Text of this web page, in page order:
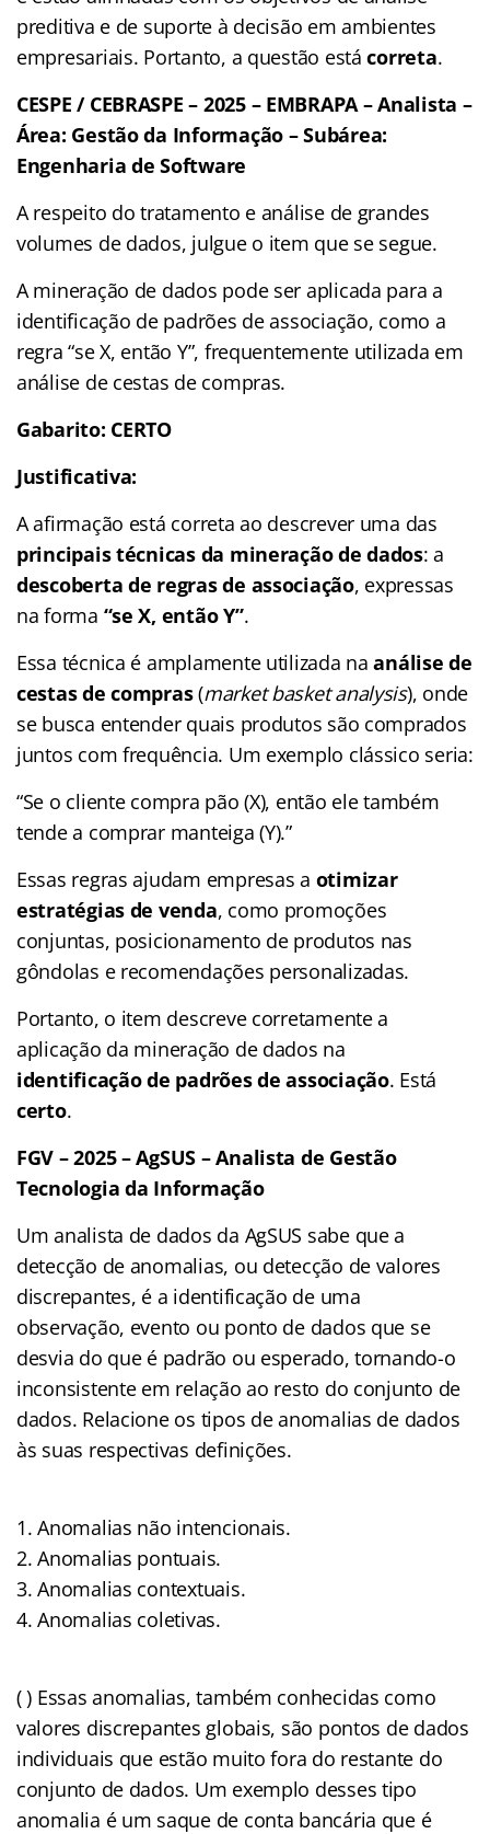
preditiva e de suporte à decisão em ambientes
empresariais. Portanto, a questão estácorreta.
CESPE / CEBRASPE – 2025 – EMBRAPA – Analista –
Área: Gestão da Informação – Subárea:
Engenharia de Software
A respeito do tratamento e análise de grandes
volumes de dados, julgue o item que se segue.
A mineração de dados pode ser aplicada para a
identificação de padrões de associação, como a
regra “se X, então Y”, frequentemente utilizada em
análise de cestas de compras.
Gabarito: CERTO
Justificativa:
A afirmação está correta ao descrever uma das
principais técnicas da mineração de dados: a
descoberta de regras de associação, expressas
na forma “se X, então Y”.
Essa técnica é amplamente utilizada naanálise de
cestas de compras(market basket analysis), onde
se busca entender quais produtos são comprados
juntos com frequência. Um exemplo clássico seria:
“Se o cliente compra pão (X), então ele também
tende a comprar manteiga (Y).”
Essas regras ajudam empresas a otimizar
estratégias de venda, como promoções
conjuntas, posicionamento de produtos nas
gôndolas e recomendações personalizadas.
Portanto, o item descreve corretamente a
aplicação da mineração de dados na
identificação de padrões de associação. Está
certo.
FGV – 2025 – AgSUS – Analista de Gestão
Tecnologia da Informação
Um analista de dados da AgSUS sabe que a
detecção de anomalias, ou detecção de valores
discrepantes, é a identificação de uma
observação, evento ou ponto de dados que se
desvia do que é padrão ou esperado, tornando-o
inconsistente em relação ao resto do conjunto de
dados. Relacione os tipos de anomalias de dados
às suas respectivas definições.
1. Anomalias não intencionais.
2. Anomalias pontuais.
3. Anomalias contextuais.
4. Anomalias coletivas.
( ) Essas anomalias, também conhecidas como
valores discrepantes globais, são pontos de dados
individuais que estão muito fora do restante do
conjunto de dados. Um exemplo desses tipo
anomalia é um saque de conta bancária que é